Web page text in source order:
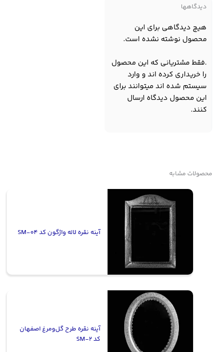
دیدگاهها
هیچ دیدگاهی برای این
محصول نوشته نشده است.
.فقط مشتریانی که این محصول
را خریداری کرده اند و وارد
سیستم شده اند میتوانند برای
این محصول دیدگاه ارسال
کنند.
محصولات مشابه
آینه نقره لاله واژگون کد SM-04
آینه نقره طرح گل‌ومرغ اصفهان
کد SM-2